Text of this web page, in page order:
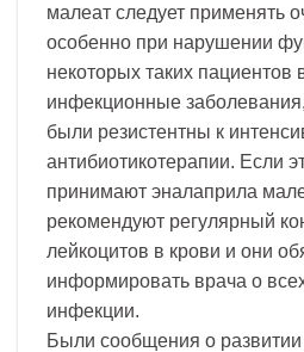
малеат следует применять
особенно при нарушении
некоторых таких пациентов
инфекционные
были резистентны к
антибиотикотерапии. Если
принимают эналаприла
рекомендуют регулярный
лейкоцитов в крови и они
информировать врача о
инфекции.
Были сообщения о развитии